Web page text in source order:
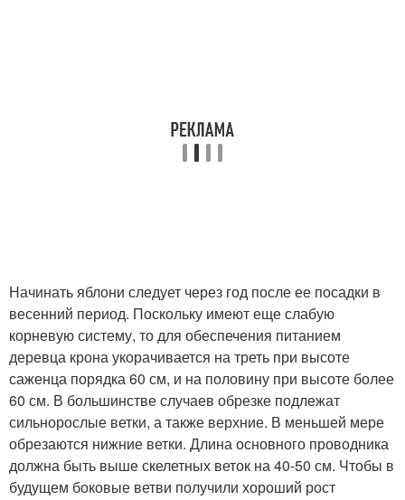
Начинать яблони следует через год после ее посадки в
весенний период. Поскольку имеют еще слабую
корневую систему, то для обеспечения питанием
деревца крона укорачивается на треть при высоте
саженца порядка 60 см, и на половину при высоте более
60 см. В большинстве случаев обрезке подлежат
сильнорослые ветки, а также верхние. В меньшей мере
обрезаются нижние ветки. Длина основного проводника
должна быть выше скелетных веток на 40-50 см. Чтобы в
будущем боковые ветви получили хороший рост